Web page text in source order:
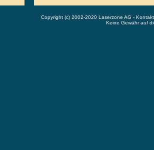
Copyright (c) 2002-2020 Laserzone AG -
Keine Gewähr auf